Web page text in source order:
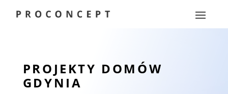
PROJEKTY DOMÓW
GDYNIA